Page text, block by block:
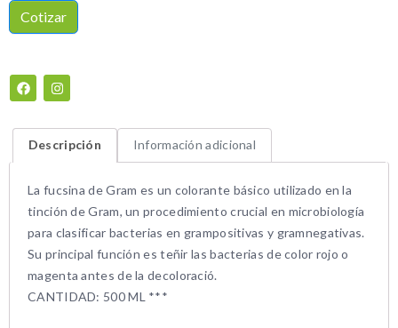
Cotizar
Descripción Información adicional
La fucsina de Gram es un colorante básico utilizado en la
tinción de Gram, un procedimiento crucial en microbiología
para clasificar bacterias en grampositivas y gramnegativas.
Su principal función es teñir las bacterias de color rojo o
magenta antes de la decoloració.
CANTIDAD: 500 ML ***